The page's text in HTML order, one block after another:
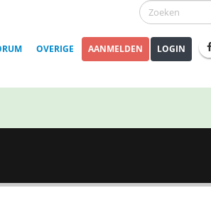
OVERIGE AANMELDEN LOGIN